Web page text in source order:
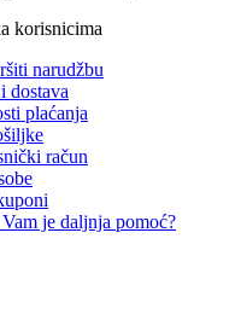
korisnicima
narudžbu
dostava
plaćanja
račun
je daljnja pomoć?